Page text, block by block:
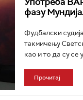
фазу
Фудбалски
такмичењу
као и то да су се
Прочитај